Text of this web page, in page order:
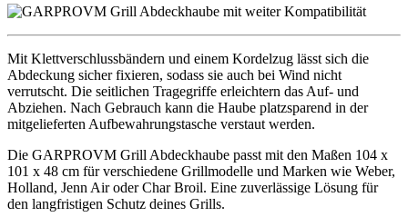
Mit Klettverschlussbändern und einem Kordelzug lässt sich die
Abdeckung sicher fixieren, sodass sie auch bei Wind nicht
verrutscht. Die seitlichen Tragegriffe erleichtern das Auf- und
Abziehen. Nach Gebrauch kann die Haube platzsparend in der
mitgelieferten Aufbewahrungstasche verstaut werden.
Die GARPROVM Grill Abdeckhaube passt mit den Maßen 104 x
101 x 48 cm für verschiedene Grillmodelle und Marken wie Weber,
Holland, Jenn Air oder Char Broil. Eine zuverlässige Lösung für
den langfristigen Schutz deines Grills.